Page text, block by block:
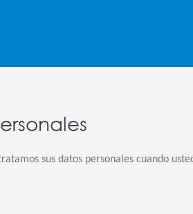
sus datos personales cuando